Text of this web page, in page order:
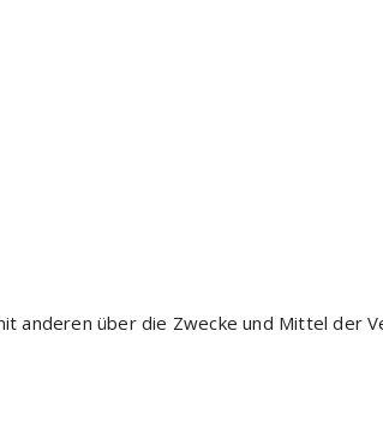
anderen über die Zwecke und Mittel der